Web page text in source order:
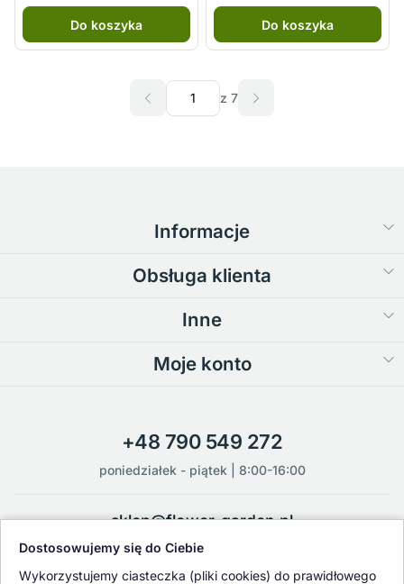
Do koszyka Do koszyka
z 7
Informacje
Obsługa klienta
Inne
Moje konto
+48 790 549 272
poniedziałek - piątek | 8:00-16:00
sklep@flower-garden.pl
Oferowane przez nas rośliny i nasiona podlegają regularnej ścisłej
Dostosowujemy się do Ciebie
Wykorzystujemy ciasteczka (pliki cookies) do prawidłowego